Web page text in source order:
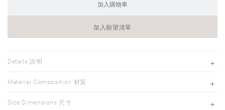
加入購物車
加入願望清單
Details 說明
Material Composition 材質
Size Dimensions 尺寸